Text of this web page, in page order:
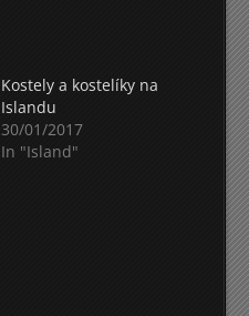
Kostely a kostelíky na
Islandu
30/01/2017
In "Island"